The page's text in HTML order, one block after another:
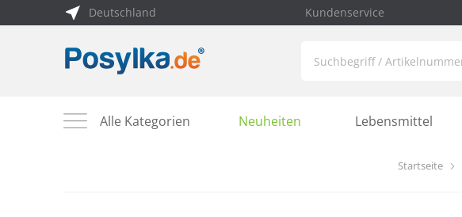
Deutschland Kundenservice
Alle Kategorien Neuheiten Lebensmittel
Startseite